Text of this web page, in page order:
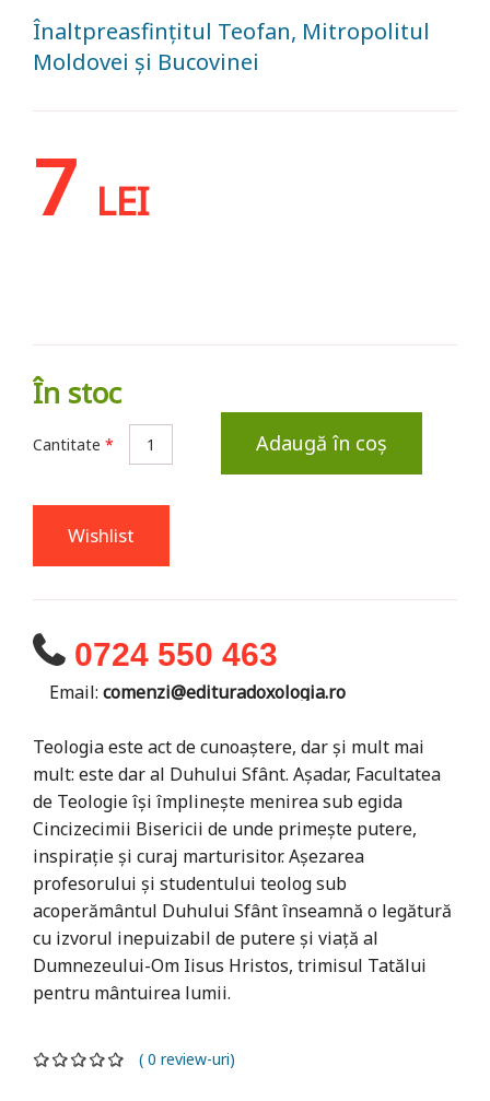
Înaltpreasfințitul Teofan, Mitropolitul
Moldovei și Bucovinei
7 LEI
În stoc
Cantitate * Adaugă în coș
Wishlist
0724 550 463
Email: comenzi@edituradoxologia.ro
Teologia este act de cunoaștere, dar și mult mai
mult: este dar al Duhului Sfânt. Așadar, Facultatea
de Teologie își împlinește menirea sub egida
Cincizecimii Bisericii de unde primește putere,
inspirație și curaj marturisitor. Așezarea
profesorului și studentului teolog sub
acoperământul Duhului Sfânt înseamnă o legătură
cu izvorul inepuizabil de putere și viață al
Dumnezeului-Om Iisus Hristos, trimisul Tatălui
pentru mântuirea lumii.
( 0 review-uri)